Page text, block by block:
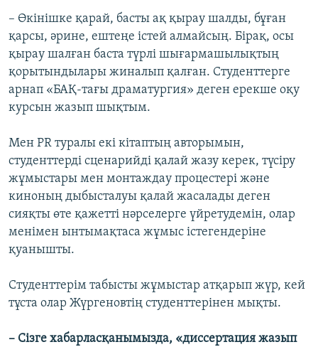
– Өкінішке қарай, басты ақ қырау шалды, бұған
қарсы, әрине, ештеңе істей алмайсың. Бірақ, осы
қырау шалған баста түрлі шығармашылықтың
қорытындылары жиналып қалған. Студенттерге
арнап «БАҚ-тағы драматургия» деген ерекше оқу
курсын жазып шықтым.
Мен PR туралы екі кітаптың авторымын,
студенттерді сценарийді қалай жазу керек, түсіру
жұмыстары мен монтаждау процестері және
киноның дыбысталуы қалай жасалады деген
сияқты өте қажетті нәрселерге үйретудемін, олар
менімен ынтымақтаса жұмыс істегендеріне
қуанышты.
Студенттерім табысты жұмыстар атқарып жүр, кей
тұста олар Жүргеновтің студенттерінен мықты.
– Сізге хабарласқанымызда, «диссертация жазып